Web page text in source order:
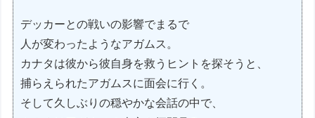
デッカーとの戦いの影響でまるで
人が変わったようなアガムス。
カナタは彼から彼自身を救うヒントを探そうと、
捕らえられたアガムスに面会に行く。
そして久しぶりの穏やかな会話の中で、